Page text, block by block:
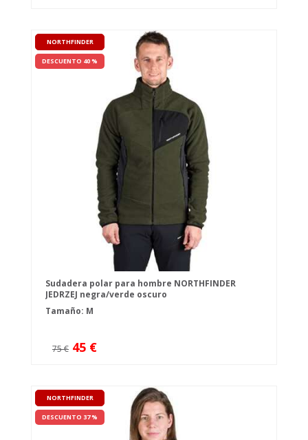
NORTHFINDER
DESCUENTO 40 %
Sudadera polar para hombre NORTHFINDER
JEDRZEJ negra/verde oscuro
Tamaño: M
75 € 45 €
NORTHFINDER
DESCUENTO 37 %